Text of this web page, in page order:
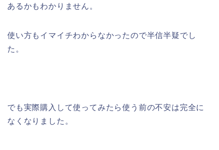
あるかもわかりません。
使い方もイマイチわからなかったので半信半疑でし
た。
でも実際購入して使ってみたら使う前の不安は完全に
なくなりました。